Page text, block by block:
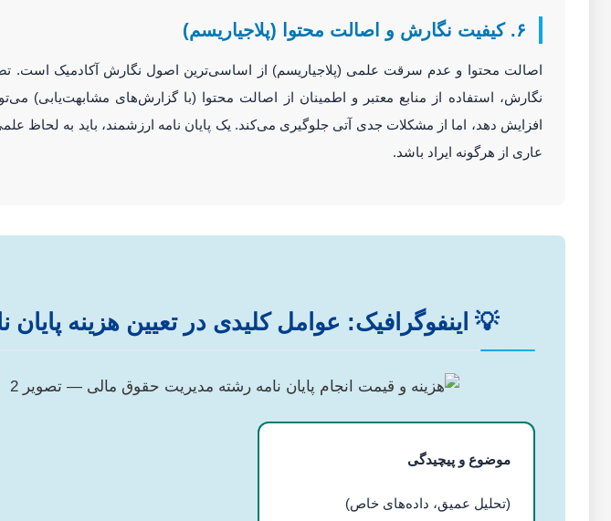
۶. کیفیت نگارش و اصالت محتوا (پلاجیاریسم)
اصالت محتوا و عدم سرقت علمی (پلاجیاریسم) از اساسی‌ترین اصول نگارش آکادمیک است.
نگارش، استفاده از منابع معتبر و اطمینان از اصالت محتوا (با گزارش‌های مشابهت‌یابی)
افزایش دهد، اما از مشکلات جدی آتی جلوگیری می‌کند. یک پایان نامه ارزشمند، باید به لحاظ
عاری از هرگونه ایراد باشد.
💡 اینفوگرافیک: عوامل کلیدی در تعیین هزینه پایان
موضوع و پیچیدگی
(تحلیل عمیق، داده‌های خاص)